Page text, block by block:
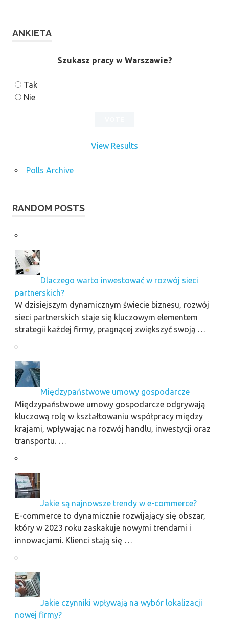
ANKIETA
Szukasz pracy w Warszawie?
Tak
Nie
View Results
Polls Archive
RANDOM POSTS
Dlaczego warto inwestować w rozwój sieci
partnerskich?
W dzisiejszym dynamicznym świecie biznesu, rozwój
sieci partnerskich staje się kluczowym elementem
strategii każdej firmy, pragnącej zwiększyć swoją …
Międzypaństwowe umowy gospodarcze
Międzypaństwowe umowy gospodarcze odgrywają
kluczową rolę w kształtowaniu współpracy między
krajami, wpływając na rozwój handlu, inwestycji oraz
transportu. …
Jakie są najnowsze trendy w e-commerce?
E-commerce to dynamicznie rozwijający się obszar,
który w 2023 roku zaskakuje nowymi trendami i
innowacjami. Klienci stają się …
Jakie czynniki wpływają na wybór lokalizacji
nowej firmy?